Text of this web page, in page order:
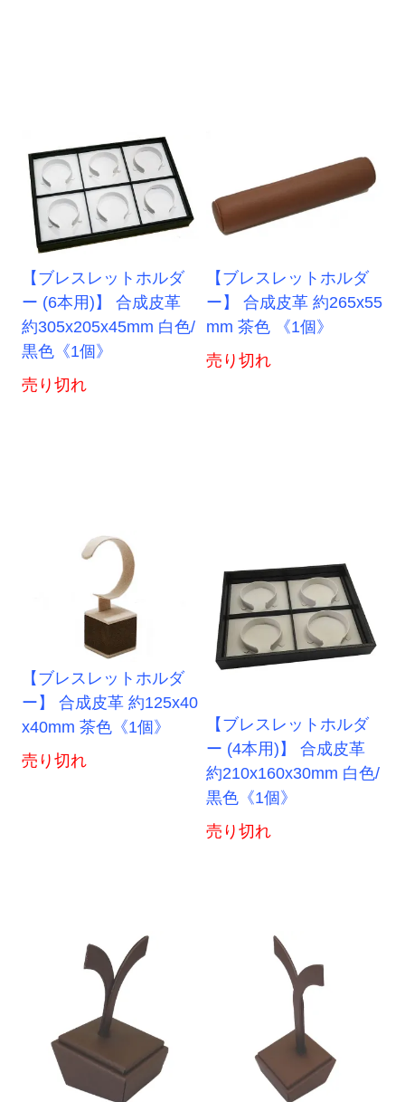
【ブレスレットホルダ
ー (6本用)】 合成皮革
約305x205x45mm 白色/
黒色《1個》
売り切れ
【ブレスレットホルダ
ー】 合成皮革 約265x55
mm 茶色 《1個》
売り切れ
【ブレスレットホルダ
ー】 合成皮革 約125x40
x40mm 茶色《1個》
売り切れ
【ブレスレットホルダ
ー (4本用)】 合成皮革
約210x160x30mm 白色/
黒色《1個》
売り切れ